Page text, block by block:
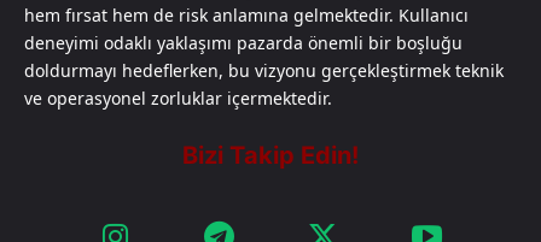
hem fırsat hem de risk anlamına gelmektedir. Kullanıcı
deneyimi odaklı yaklaşımı pazarda önemli bir boşluğu
doldurmayı hedeflerken, bu vizyonu gerçekleştirmek teknik
ve operasyonel zorluklar içermektedir.​​​​​​​​​​​​​​​​